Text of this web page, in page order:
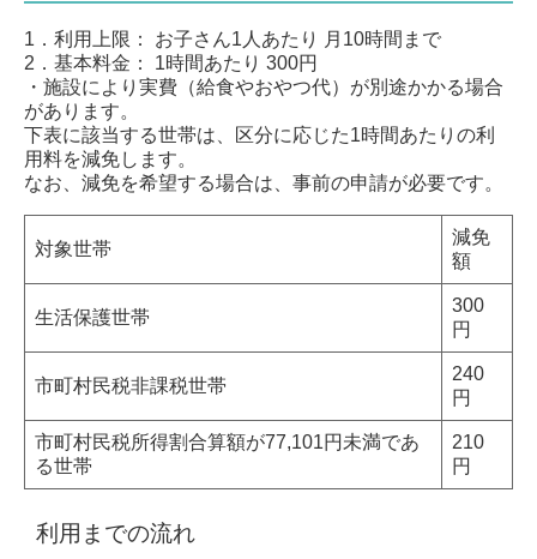
1．利用上限： お子さん1人あたり 月10時間まで
2．基本料金： 1時間あたり 300円
・施設により実費（給食やおやつ代）が別途かかる場合
があります。
下表に該当する世帯は、区分に応じた1時間あたりの利
用料を減免します。
なお、減免を希望する場合は、事前の申請が必要です。
対象世帯
減免
額
生活保護世帯
300
円
市町村民税非課税世帯
240
円
市町村民税所得割合算額が77,101円未満であ
る世帯
210
円
利用までの流れ